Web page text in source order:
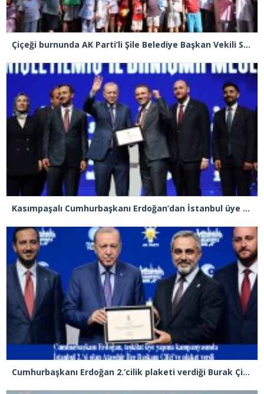
Çiçeği burnunda AK Parti’li Şile Belediye Başkan Vekili Sacit Terzi, teşkilatlarla piknikte buluştu
Kasımpaşalı Cumhurbaşkanı Erdoğan’dan İstanbul üye birincisi Beyoğlu İlçe Başkanı Kasım Fırat’a plaket
Cumhurbaşkanı Erdoğan 2.’cilik plaketi verdiği Burak Çifci’den Ataşehir seçimlerini kazanma sözünü aldı